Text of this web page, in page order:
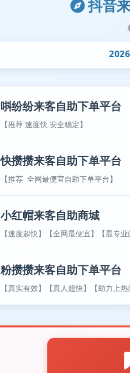
抖音
唞纷纷来客自助下单平台
【推荐 速度快 安全稳定】
快攒攒来客自助下单平台
【推荐 全网最便宜自助下单平台】
小红帽来客自助商城
【速度超快】【全网最便宜】【最专业
粉攒攒来客自助下单平台
【真实有效】【真人超快】【助力上热